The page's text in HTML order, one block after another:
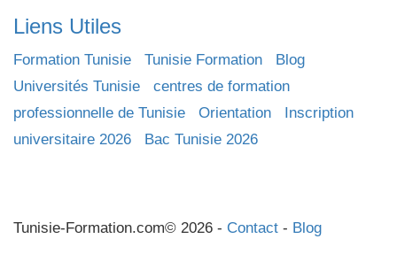
Liens Utiles
Formation Tunisie Tunisie Formation
Blog
Universités Tunisie
centres de formation
professionnelle de Tunisie
Orientation
Inscription
universitaire 2026
Bac Tunisie 2026
Tunisie-Formation.com© 2026 - Contact - Blog